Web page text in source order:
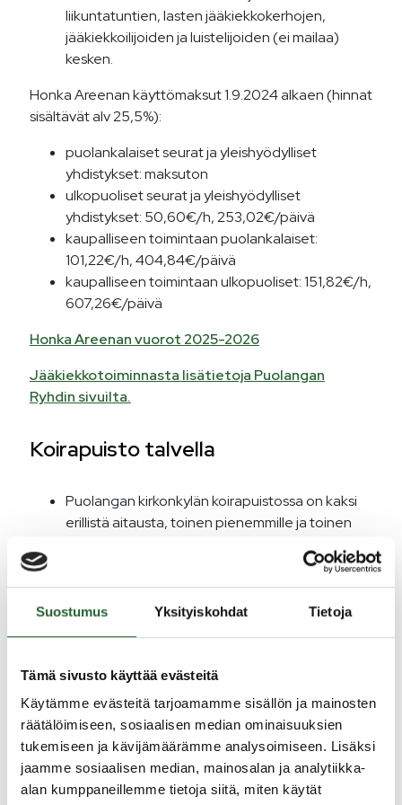
Suostumus Yksityiskohdat Tietoja
Tämä sivusto käyttää evästeitä
Käytämme evästeitä tarjoamamme sisällön ja mainosten
räätälöimiseen, sosiaalisen median ominaisuuksien
tukemiseen ja kävijämäärämme analysoimiseen. Lisäksi
jaamme sosiaalisen median, mainosalan ja analytiikka-
alan kumppaneillemme tietoja siitä, miten käytät
liikuntatuntien, lasten jääkiekkokerhojen,
jääkiekkoilijoiden ja luistelijoiden (ei mailaa)
kesken.
Honka Areenan käyttömaksut 1.9.2024 alkaen (hinnat
sisältävät alv 25,5%):
puolankalaiset seurat ja yleishyödylliset
yhdistykset: maksuton
ulkopuoliset seurat ja yleishyödylliset
yhdistykset: 50,60€/h, 253,02€/päivä
kaupalliseen toimintaan puolankalaiset:
101,22€/h, 404,84€/päivä
kaupalliseen toimintaan ulkopuoliset: 151,82€/h,
607,26€/päivä
Honka Areenan vuorot 2025-2026
Jääkiekkotoiminnasta lisätietoja Puolangan
Ryhdin sivuilta.
Koirapuisto talvella
Puolangan kirkonkylän koirapuistossa on kaksi
erillistä aitausta, toinen pienemmille ja toinen
Leikkipaikat ja leikkipuistot talvella
Seurakunnan leikkipaikka, osoite Kirkkokatu 1,
Monitoimitalon viereinen leikkipuisto, osoite
Ouluntie 16, 89200 Puolanka
Hiihtomaa, osoite Honkavaarantie 3, 89200
Puolanka